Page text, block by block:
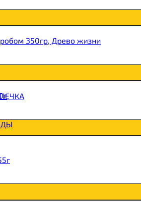
без сахара Qwikler
Coco
Snaqer
350гр, Древо жизни